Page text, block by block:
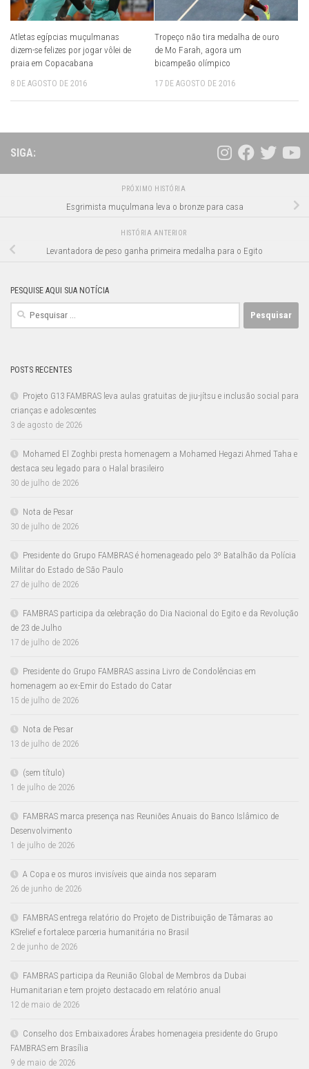
Atletas egípcias muçulmanas
dizem-se felizes por jogar vôlei de
praia em Copacabana
8 DE AGOSTO DE 2016
Tropeço não tira medalha de ouro
de Mo Farah, agora um
bicampeão olímpico
17 DE AGOSTO DE 2016
SIGA:
PRÓXIMO HISTÓRIA
Esgrimista muçulmana leva o bronze para casa
HISTÓRIA ANTERIOR
Levantadora de peso ganha primeira medalha para o Egito
PESQUISE AQUI SUA NOTÍCIA
Pesquisar
POSTS RECENTES
Projeto G13 FAMBRAS leva aulas gratuitas de jiu-jítsu e inclusão social para
crianças e adolescentes
3 de agosto de 2026
Mohamed El Zoghbi presta homenagem a Mohamed Hegazi Ahmed Taha e
destaca seu legado para o Halal brasileiro
30 de julho de 2026
Nota de Pesar
30 de julho de 2026
Presidente do Grupo FAMBRAS é homenageado pelo 3º Batalhão da Polícia
Militar do Estado de São Paulo
27 de julho de 2026
FAMBRAS participa da celebração do Dia Nacional do Egito e da Revolução
de 23 de Julho
17 de julho de 2026
Presidente do Grupo FAMBRAS assina Livro de Condolências em
homenagem ao ex-Emir do Estado do Catar
15 de julho de 2026
Nota de Pesar
13 de julho de 2026
(sem título)
1 de julho de 2026
FAMBRAS marca presença nas Reuniões Anuais do Banco Islâmico de
Desenvolvimento
1 de julho de 2026
A Copa e os muros invisíveis que ainda nos separam
26 de junho de 2026
FAMBRAS entrega relatório do Projeto de Distribuição de Tâmaras ao
KSrelief e fortalece parceria humanitária no Brasil
2 de junho de 2026
FAMBRAS participa da Reunião Global de Membros da Dubai
Humanitarian e tem projeto destacado em relatório anual
12 de maio de 2026
Conselho dos Embaixadores Árabes homenageia presidente do Grupo
FAMBRAS em Brasília
9 de maio de 2026